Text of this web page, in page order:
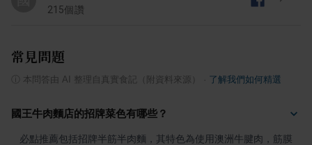
215個讚
常見問題
本問答由 AI 整理自真實食記（附資料來源） 了解我們如何精選
國王牛肉麵店的招牌菜色有哪些？
必點推薦包括招牌半筋半肉麵，其特色為使用澳洲牛腱肉，筋膜